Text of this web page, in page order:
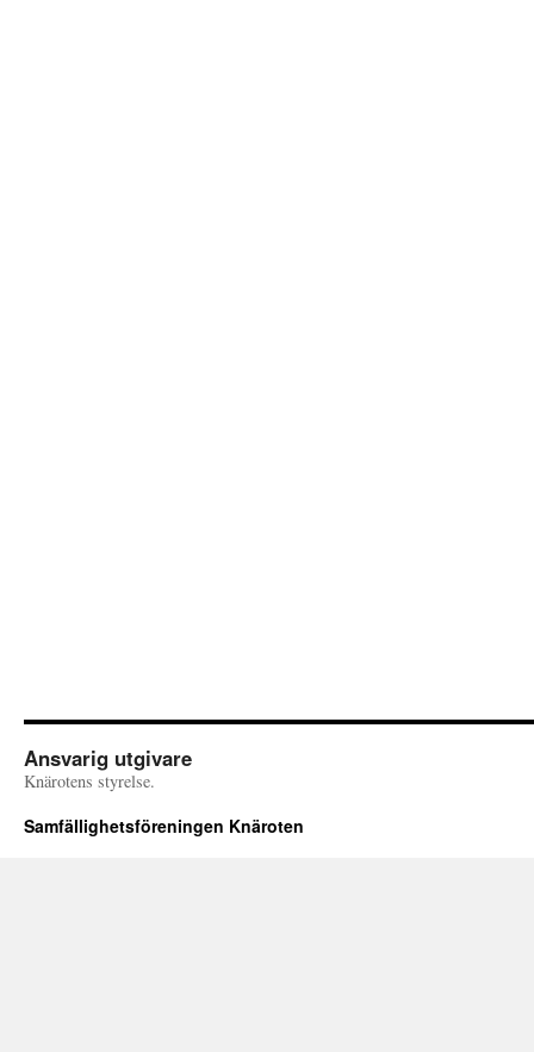
Ansvarig utgivare
Knärotens styrelse.
Samfällighetsföreningen Knäroten